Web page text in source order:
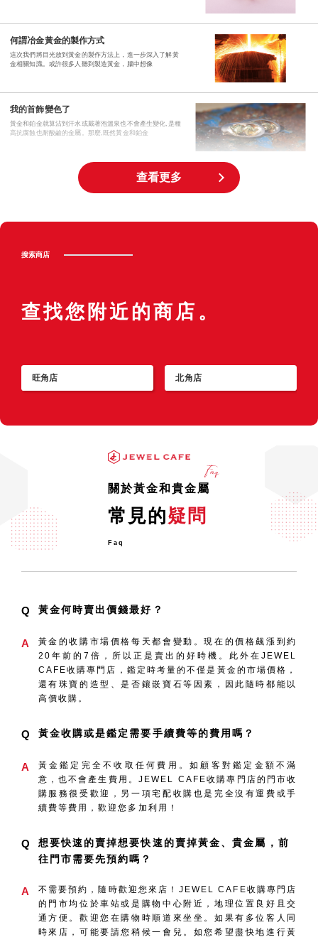
何謂冶金黃金的製作方式
這次我們將目光放到黃金的製作方法上，進一步深入了解黃
金相關知識。或許很多人聽到製造黃金，腦中想像
我的首飾變色了
黃金和鉑金就算沾到汗水或戴著泡溫泉也不會產生變化,是種
高抗腐蝕也耐酸鹼的金屬。那麼,既然黃金和鉑金
誰能挽救黃金的供應量
除了中國之外,全球礦山的黃金產量都不斷下降。目前已可預
查看更多
搜索商店
查找您附近的商店。
旺角店 北角店
關於黃金和貴金屬
常見的疑問
Faq
Q 黃金何時賣出價錢最好？
A
黃金的收購市場價格每天都會變動。現在的價格飆漲到約
20年前的7倍，所以正是賣出的好時機。此外在JEWEL
CAFE收購專門店，鑑定時考量的不僅是黃金的市場價格，
還有珠寶的造型、是否鑲嵌寶石等因素，因此隨時都能以
高價收購。
Q 黃金收購或是鑑定需要手續費等的費用嗎？
A
黃金鑑定完全不收取任何費用。如顧客對鑑定金額不滿
意，也不會產生費用。JEWEL CAFE收購專門店的門市收
購服務很受歡迎，另一項宅配收購也是完全沒有運費或手
續費等費用，歡迎您多加利用！
Q
想要快速的賣掉想要快速的賣掉黃金、貴金屬，前
往門市需要先預約嗎？
A
不需要預約，隨時歡迎您來店！JEWEL CAFE收購專門店
的門市均位於車站或是購物中心附近，地理位置良好且交
通方便。歡迎您在購物時順道來坐坐。如果有多位客人同
時來店，可能要請您稍候一會兒。如您希望盡快地進行黃